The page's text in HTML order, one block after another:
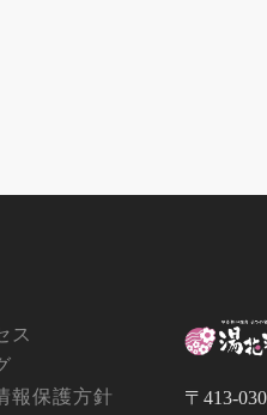
ス
報保護方針
〒413-